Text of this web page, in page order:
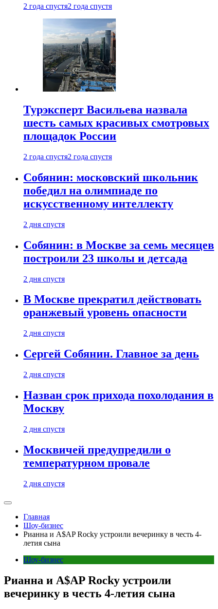
2 года спустя2 года спустя
Турэксперт Васильева назвала
шесть самых красивых смотровых
площадок России
2 года спустя2 года спустя
Собянин: московский школьник
победил на олимпиаде по
искусственному интеллекту
2 дня спустя
Собянин: в Москве за семь месяцев
построили 23 школы и детсада
2 дня спустя
В Москве прекратил действовать
оранжевый уровень опасности
2 дня спустя
Сергей Собянин. Главное за день
2 дня спустя
Назван срок прихода похолодания в
Москву
2 дня спустя
Москвичей предупредили о
температурном провале
2 дня спустя
Главная
Шоу-бизнес
Рианна и A$AP Rocky устроили вечеринку в честь 4-
летия сына
Шоу-бизнес
Рианна и A$AP Rocky устроили
вечеринку в честь 4-летия сына